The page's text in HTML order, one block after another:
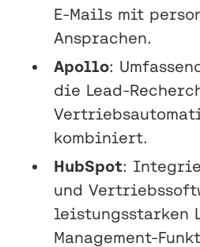
E-Mails mit
Ansprachen.
Apollo:
die Lead-
kombiniert.
HubSpot:
und
leistungsstarken
Management-